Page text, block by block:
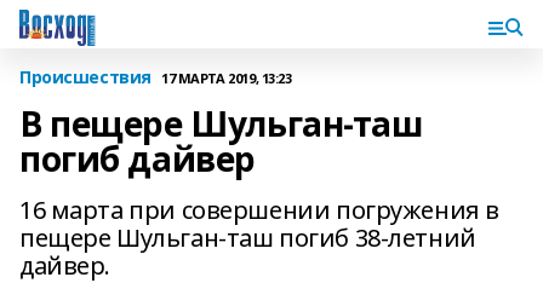
Происшествия 17 МАРТА 2019, 13:23
В пещере Шульган-таш
погиб дайвер
16 марта при совершении погружения в
пещере Шульган-таш погиб 38-летний
дайвер.